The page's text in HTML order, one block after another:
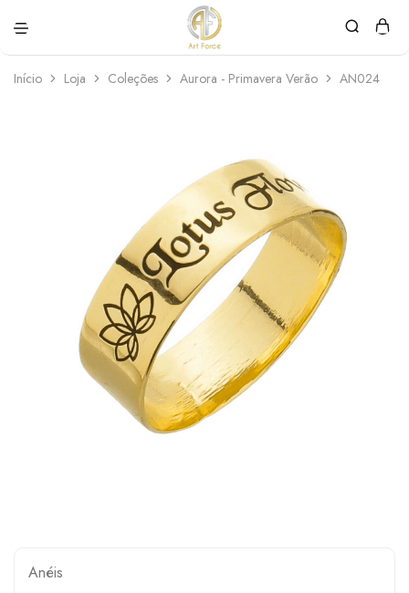
Force
personalizadas
Início Loja Coleções Aurora - Primavera Verão AN024
Anéis